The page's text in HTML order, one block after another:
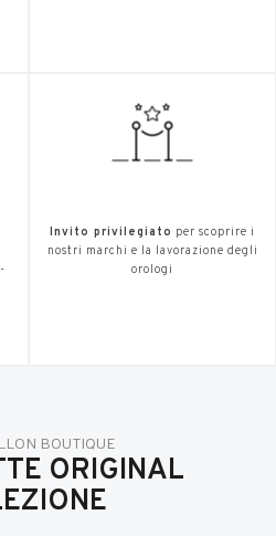
Invito privilegiato per scoprire i
nostri marchi e la lavorazione degli
orologi
BOUTIQUE
ORIGINAL